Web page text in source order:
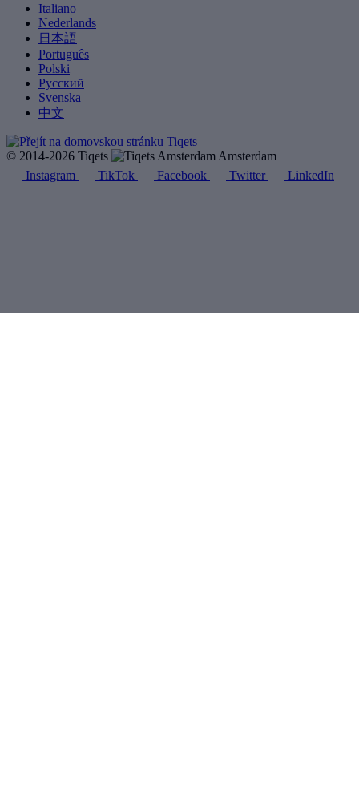
Italiano
Nederlands
日本語
Português
Polski
Русский
Svenska
中文
© 2014-2026 Tiqets
Amsterdam
Instagram
TikTok Facebook Twitter LinkedIn